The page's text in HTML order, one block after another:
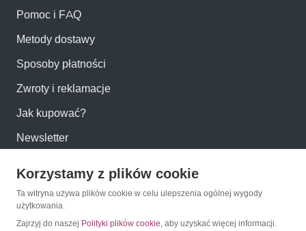
Pomoc i FAQ
Metody dostawy
Sposoby płatności
Zwroty i reklamacje
Jak kupować?
Newsletter
Konto
Korzystamy z plików cookie
Ta witryna używa plików cookie w celu ulepszenia ogólnej wygody
użytkowania.
Zajrzyj do naszej Polityki plików cookie, aby uzyskać więcej informacji.